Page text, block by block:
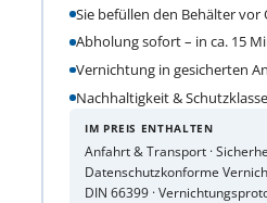
Sie befüllen den Behälter
Abholung sofort – in ca. 15
Vernichtung in gesicherten
Nachhaltigkeit &
IM PREIS ENTHALTEN
Anfahrt & Transport ·
Datenschutzkonforme
DIN 66399 ·